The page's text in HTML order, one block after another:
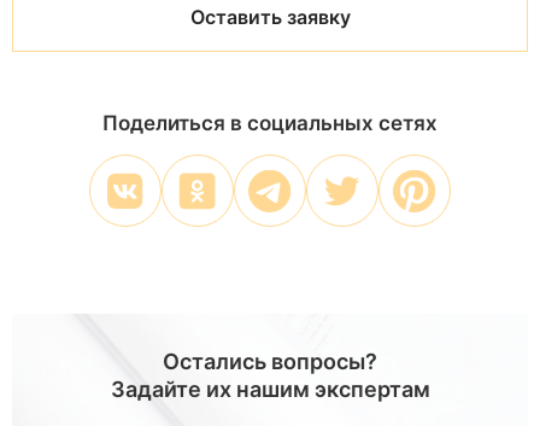
Оставить заявку
Поделиться в социальных сетях
Остались вопросы?
Задайте их нашим экспертам